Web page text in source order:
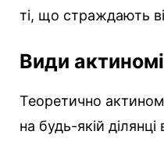
ті, що страждають
Види
Теоретично
на будь-якій